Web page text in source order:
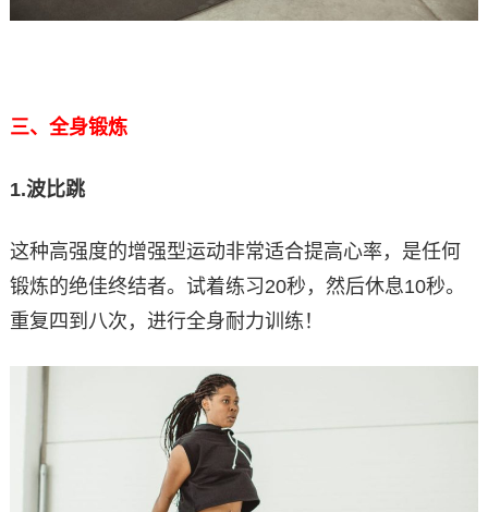
三、全身锻炼
1.波比跳
这种高强度的增强型运动非常适合提高心率，是任何
锻炼的绝佳终结者。试着练习20秒，然后休息10秒。
重复四到八次，进行全身耐力训练！